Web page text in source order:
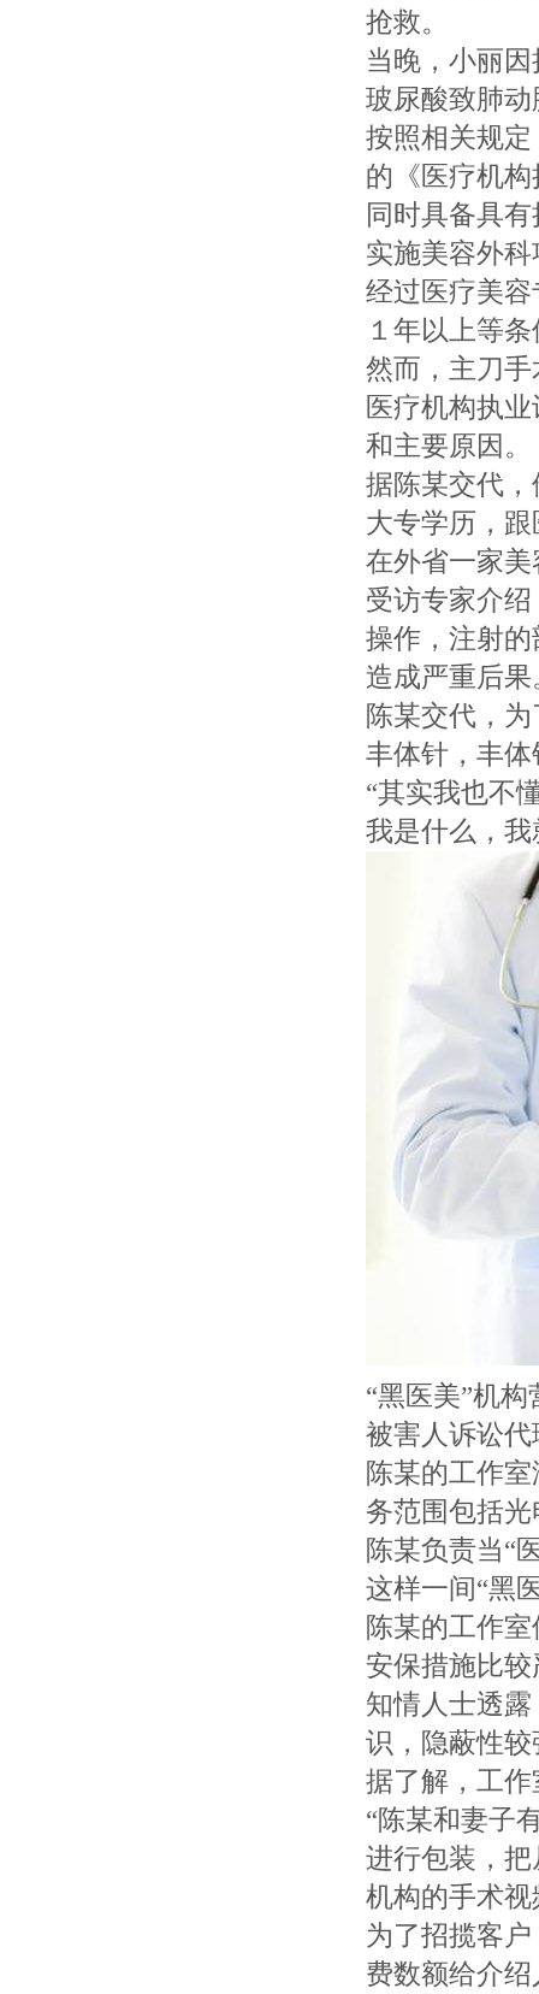
抢救。
当晚，小丽
玻尿酸致肺
按照相关规
的《医疗机
同时具备具
实施美容外
经过医疗美
１年以上等
然而，主刀
医疗机构执
和主要原因。
据陈某交代
大专学历，
在外省一家美
受访专家介
操作，注射
造成严重后果
陈某交代，
丰体针，丰
“其实我也不
我是什么，
“黑医美”机构
被害人诉讼
陈某的工作
务范围包括
陈某负责当“
这样一间“黑
陈某的工作
安保措施比
知情人士透
识，隐蔽性较
据了解，工
“陈某和妻子
进行包装，
机构的手术
为了招揽客
费数额给介绍